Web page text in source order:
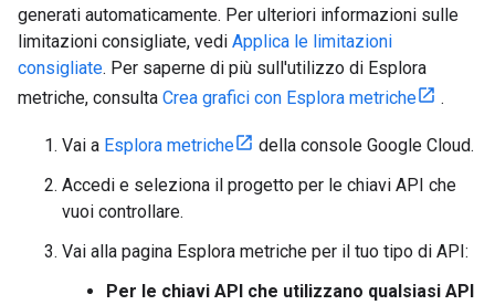
generati automaticamente. Per ulteriori informazioni sulle
limitazioni consigliate, vedi Applica le limitazioni
consigliate. Per saperne di più sull'utilizzo di Esplora
metriche, consulta Crea grafici con Esplora metriche .
Vai a Esplora metriche
della console Google Cloud.
Accedi e seleziona il progetto per le chiavi API che
vuoi controllare.
Vai alla pagina Esplora metriche per il tuo tipo di API:
Per le chiavi API che utilizzano qualsiasi API